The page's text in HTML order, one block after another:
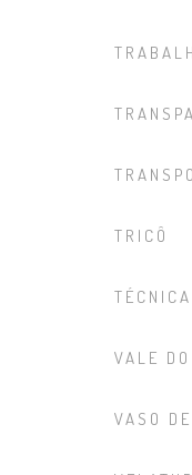
TRICÔ
VALE
VASO